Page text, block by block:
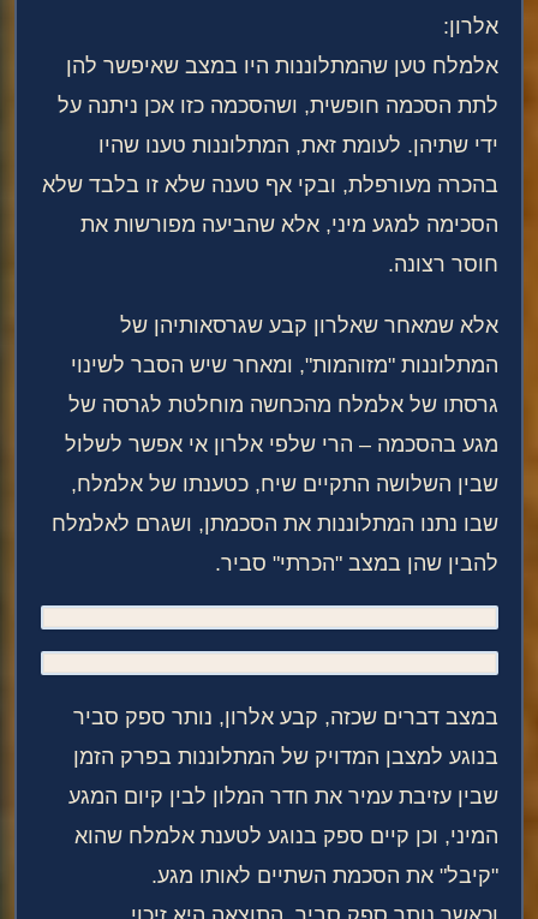
אלרון:
אלמלח טען שהמתלוננות היו במצב שאיפשר להן
לתת הסכמה חופשית, ושהסכמה כזו אכן ניתנה על
ידי שתיהן. לעומת זאת, המתלוננות טענו שהיו
בהכרה מעורפלת, ובקי אף טענה שלא זו בלבד שלא
הסכימה למגע מיני, אלא שהביעה מפורשות את
חוסר רצונה.
אלא שמאחר שאלרון קבע שגרסאותיהן של
המתלוננות "מזוהמות", ומאחר שיש הסבר לשינוי
גרסתו של אלמלח מהכחשה מוחלטת לגרסה של
מגע בהסכמה – הרי שלפי אלרון אי אפשר לשלול
שבין השלושה התקיים שיח, כטענתו של אלמלח,
שבו נתנו המתלוננות את הסכמתן, ושגרם לאלמלח
להבין שהן במצב "הכרתי" סביר.
במצב דברים שכזה, קבע אלרון, נותר ספק סביר
בנוגע למצבן המדויק של המתלוננות בפרק הזמן
שבין עזיבת עמיר את חדר המלון לבין קיום המגע
המיני, וכן קיים ספק בנוגע לטענת אלמלח שהוא
"קיבל" את הסכמת השתיים לאותו מגע.